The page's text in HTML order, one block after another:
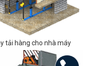
tải hàng cho nhà máy